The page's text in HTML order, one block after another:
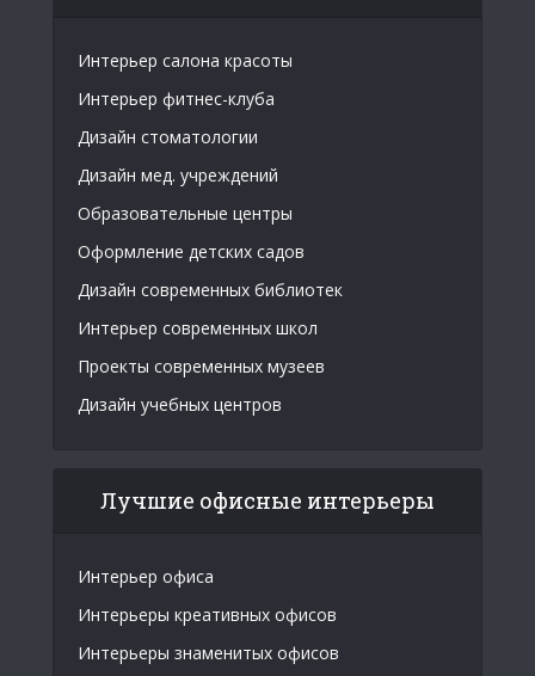
Интерьер салона красоты
Интерьер фитнес-клуба
Дизайн стоматологии
Дизайн мед. учреждений
Образовательные центры
Оформление детских садов
Дизайн современных библиотек
Интерьер современных школ
Проекты современных музеев
Дизайн учебных центров
Лучшие офисные интерьеры
Интерьер офиса
Интерьеры креативных офисов
Интерьеры знаменитых офисов